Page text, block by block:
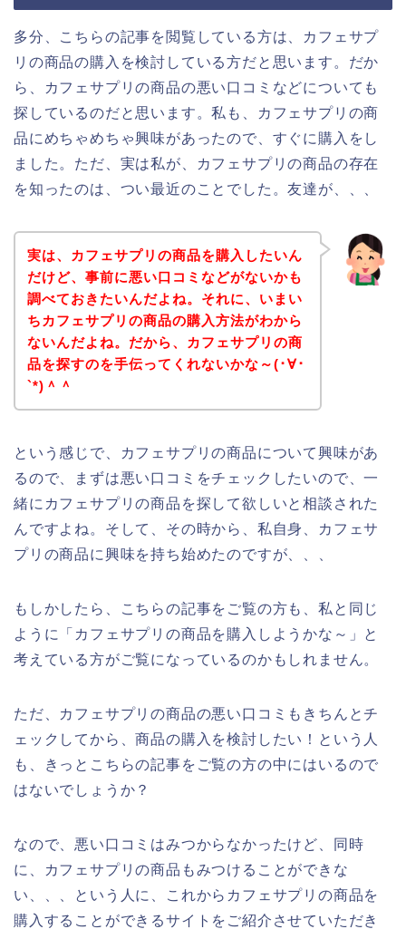
多分、こちらの記事を閲覧している方は、カフェサプ
リの商品の購入を検討している方だと思います。だか
ら、カフェサプリの商品の悪い口コミなどについても
探しているのだと思います。私も、カフェサプリの商
品にめちゃめちゃ興味があったので、すぐに購入をし
ました。ただ、実は私が、カフェサプリの商品の存在
を知ったのは、つい最近のことでした。友達が、、、
実は、カフェサプリの商品を購入したいん
だけど、事前に悪い口コミなどがないかも
調べておきたいんだよね。それに、いまい
ちカフェサプリの商品の購入方法がわから
ないんだよね。だから、カフェサプリの商
品を探すのを手伝ってくれないかな～(･∀･
`*)＾＾
という感じで、カフェサプリの商品について興味があ
るので、まずは悪い口コミをチェックしたいので、一
緒にカフェサプリの商品を探して欲しいと相談された
んですよね。そして、その時から、私自身、カフェサ
プリの商品に興味を持ち始めたのですが、、、
もしかしたら、こちらの記事をご覧の方も、私と同じ
ように「カフェサプリの商品を購入しようかな～」と
考えている方がご覧になっているのかもしれません。
ただ、カフェサプリの商品の悪い口コミもきちんとチ
ェックしてから、商品の購入を検討したい！という人
も、きっとこちらの記事をご覧の方の中にはいるので
はないでしょうか？
なので、悪い口コミはみつからなかったけど、同時
に、カフェサプリの商品もみつけることができな
い、、、という人に、これからカフェサプリの商品を
購入することができるサイトをご紹介させていただき